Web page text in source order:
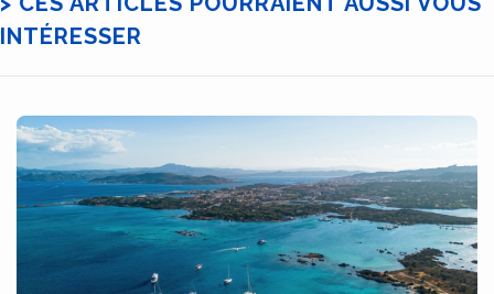
INTÉRESSER